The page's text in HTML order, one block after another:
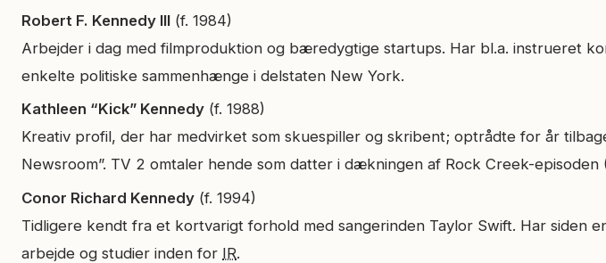
Robert F. Kennedy III (f. 1984)
Arbejder i dag med filmproduktion og bæredygtige startups. Har bl.a. instrueret
enkelte politiske sammenhænge i delstaten New York.
Kathleen “Kick” Kennedy (f. 1988)
Kreativ profil, der har medvirket som skuespiller og skribent; optrådte for år
Newsroom”. TV 2 omtaler hende som datter i dækningen af Rock Creek-episoden
Conor Richard Kennedy (f. 1994)
Tidligere kendt fra et kortvarigt forhold med sangerinden Taylor Swift. Har siden
arbejde og studier inden for IR.